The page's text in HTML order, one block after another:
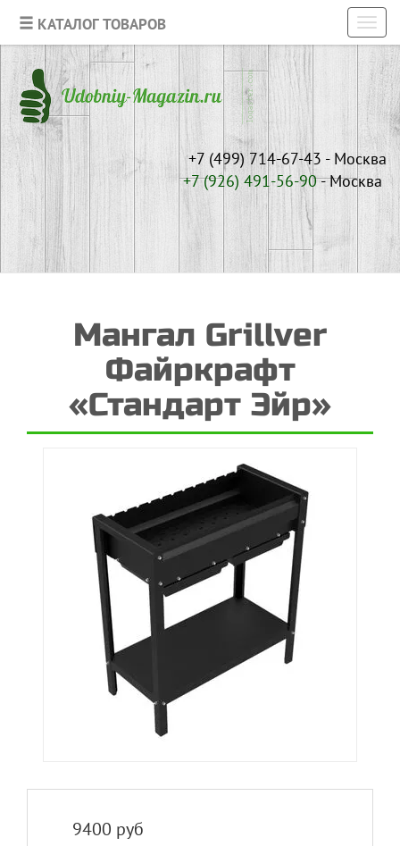
КАТАЛОГ ТОВАРОВ
+7 (499) 714-67-43 - Москва
+7 (926)491-56-90- Москва
Мангал Grillver
Файркрафт
«Стандарт Эйр»
9400 руб